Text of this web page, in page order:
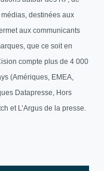
destinées aux
aux communicants
que ce soit en
compte plus de 4 000
(Amériques, EMEA,
Datapresse, Hors
et L’Argus de la presse.